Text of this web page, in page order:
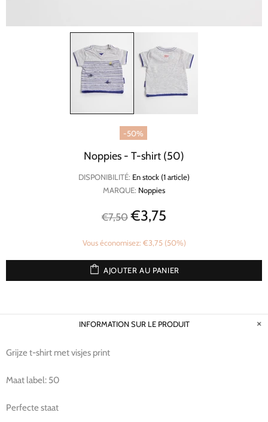
-50%
Noppies - T-shirt (50)
DISPONIBILITÉ: En stock (1 article)
MARQUE: Noppies
€7,50 €3,75
Vous économisez: €3,75 (50%)
AJOUTER AU PANIER
INFORMATION SUR LE PRODUIT
Grijze t-shirt met visjes print
Maat label: 50
Perfecte staat